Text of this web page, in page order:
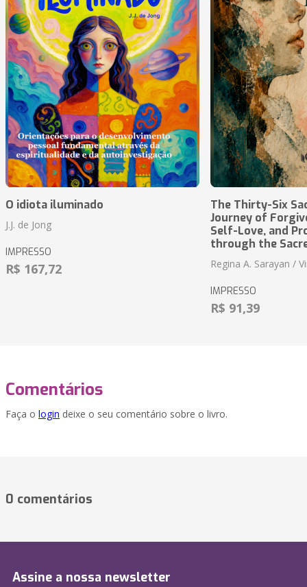
O idiota iluminado
J.J. de Jong
IMPRESSO
R$ 167,72
The Thirty-Six
Journey of
Self-Love, and
through the
Regina A. Sarayan /
IMPRESSO
R$ 91,39
Comentários
Faça o login deixe o seu comentário sobre o livro.
0 comentários
Assine a nossa newsletter